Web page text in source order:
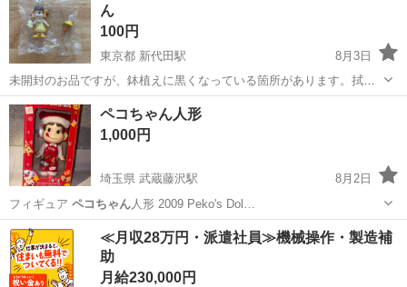
ん
100円
東京都 新代田駅
8月3日
未開封のお品ですが、鉢植えに黒くなっている箇所があります。拭い
たらきれいになりそうです。 自宅保管のため、ご理解いただける方よ
ろしくお願いします。
東京 世田谷区 新代田駅 フィギュア
ペコちゃん人形
1,000円
埼玉県 武蔵藤沢駅
8月2日
フィギュア ペコちゃん人形 2009 Peko's Dol…
埼玉 入間市 武蔵藤沢駅 おもちゃ
≪月収28万円・派遣社員≫機械操作・製造補
助
月給230,000円